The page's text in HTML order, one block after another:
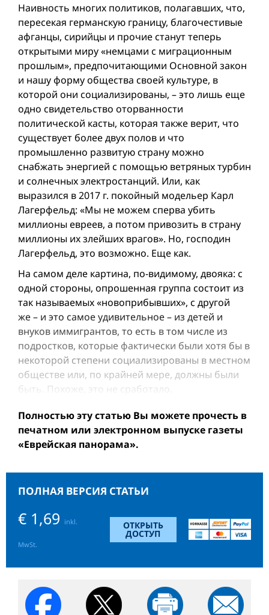
Наивность многих политиков, полагавших, что,
пересекая германскую границу, благочестивые
афганцы, сирийцы и прочие станут теперь
открытыми миру «немцами с миграционным
прошлым», предпочитающими Основной закон
и нашу форму общества своей культуре, в
которой они социализированы, – это лишь еще
одно свидетельство оторванности
политической касты, которая также верит, что
существует более двух полов и что
промышленно развитую страну можно
снабжать энергией с помощью ветряных турбин
и солнечных электростанций. Или, как
выразился в 2017 г. покойный модель­ер Карл
Лагерфельд: «Мы не можем сперва убить
миллионы евреев, а потом привозить в страну
миллионы их злейших врагов». Но, господин
Лагерфельд, это возможно. Еще как.
На самом деле картина, по-видимому, двояка: с
одной стороны, опрошенная группа состоит из
так называемых «новоприбывших», с другой
же – и это самое удивительное – из детей и
внуков иммигрантов, то есть в том числе из
подростков, которые фактически были хотя бы в
некоторой степени социализированы в местном
обществе или, по крайней мере, должны были
быть. Похоже, это не сработало.
Полностью эту статью Вы можете прочесть в
печатном или электронном выпуске газеты
«Еврейская панорама».
ПОЛНАЯ ВЕРСИЯ СТАТЬИ
€ 1,69 inkl.
MwSt.
ОТКРЫТЬ
ДОСТУП